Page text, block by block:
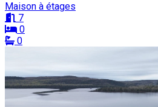
Maison à étages
7
0
0